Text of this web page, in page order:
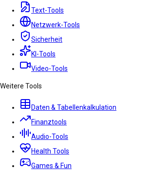
Text-Tools
Netzwerk-Tools
Sicherheit
KI-Tools
Video-Tools
Weitere Tools
Daten & Tabellenkalkulation
Finanztools
Audio-Tools
Health Tools
Games & Fun